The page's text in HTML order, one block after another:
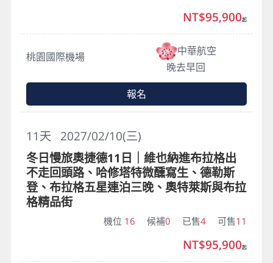
桃園國際機場
中華航空
晚去早回
NT$95,900起
報名
2027/02/10(三)
11天
冬日慢旅奧捷德11日｜維也納進布拉格出
不走回頭路、哈修塔特微醺寫生、德勒斯
登、布拉格五星連泊三晚、奧特萊斯與布拉
格精品街
機位 16 候補0 已售4 可售11
NT$95,900起